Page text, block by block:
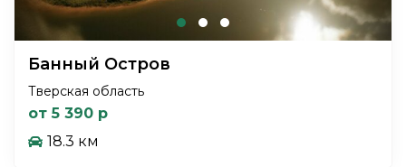
Банный Остров
Тверская область
от 5 390 р
18.3 км